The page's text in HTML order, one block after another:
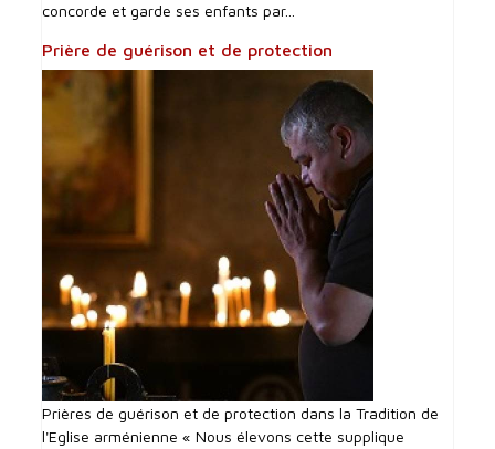
concorde et garde ses enfants par...
Prière de guérison et de protection
Prières de guérison et de protection dans la Tradition de
l'Eglise arménienne « Nous élevons cette supplique